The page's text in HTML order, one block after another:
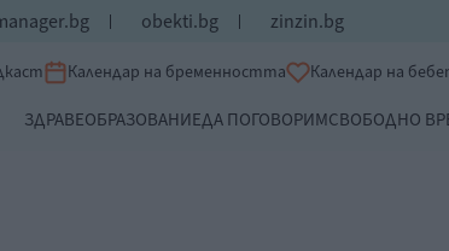
obekti.bg zinzin.bg
Календар на бременността Календар на
ЗДРАВЕОБРАЗОВАНИЕДА ПОГОВОРИМСВОБОДНО